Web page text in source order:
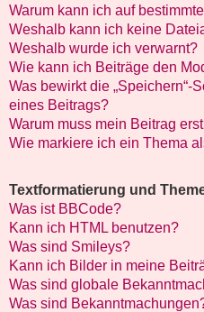
Warum kann ich auf
Weshalb kann ich keine
Weshalb wurde ich verwarnt?
Wie kann ich Beiträge den
Was bewirkt die „Speichern“-
eines Beitrags?
Warum muss mein Beitrag
Wie markiere ich ein Thema
Textformatierung und
Was ist BBCode?
Kann ich HTML benutzen?
Was sind Smileys?
Kann ich Bilder in meine
Was sind globale
Was sind